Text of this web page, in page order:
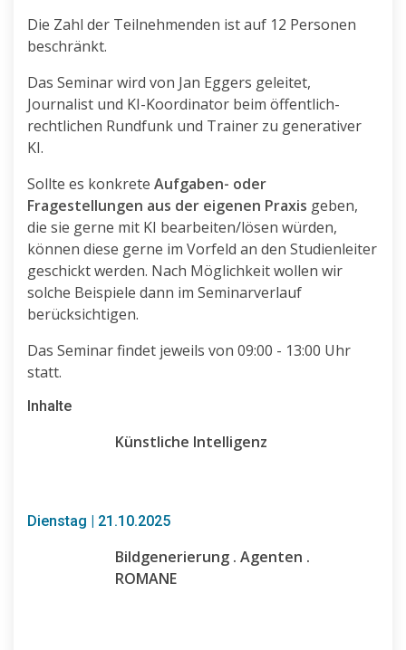
Die Zahl der Teilnehmenden ist auf 12 Personen
beschränkt.
Das Seminar wird von Jan Eggers geleitet,
Journalist und KI-Koordinator beim öffentlich-
rechtlichen Rundfunk und Trainer zu generativer
KI.
Sollte es konkrete Aufgaben- oder
Fragestellungen aus der eigenen Praxis geben,
die sie gerne mit KI bearbeiten/lösen würden,
können diese gerne im Vorfeld an den Studienleiter
geschickt werden. Nach Möglichkeit wollen wir
solche Beispiele dann im Seminarverlauf
berücksichtigen.
Das Seminar findet jeweils von 09:00 - 13:00 Uhr
statt.
Inhalte
Künstliche Intelligenz
Dienstag | 21.10.2025
Bildgenerierung . Agenten .
ROMANE